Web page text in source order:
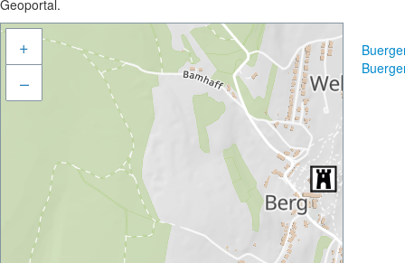
Geoportal.
+
–